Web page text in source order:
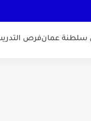
سلطنة عمانفرص